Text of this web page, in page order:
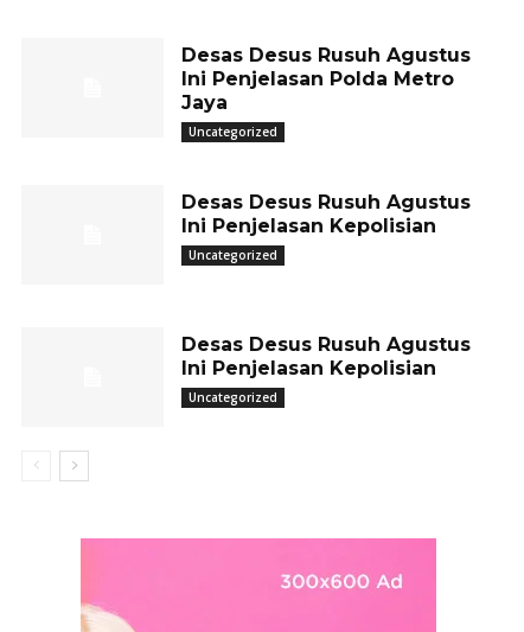
Desas Desus Rusuh Agustus
Ini Penjelasan Polda Metro
Jaya
Uncategorized
Desas Desus Rusuh Agustus
Ini Penjelasan Kepolisian
Uncategorized
Desas Desus Rusuh Agustus
Ini Penjelasan Kepolisian
Uncategorized